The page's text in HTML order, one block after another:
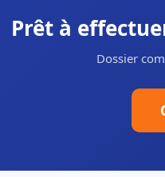
Prêt à
Dossier